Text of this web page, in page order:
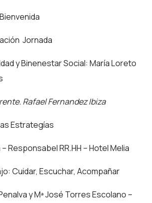
Jornada
y Binenestar Social: María Loreto
Rafael Fernandez Ibiza
Estrategías
Responsabel RR.HH – Hotel Melia
Cuidar, Escuchar, Acompañar
y Mª José Torres Escolano –